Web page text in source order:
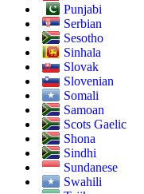
Punjabi
Serbian
Sesotho
Sinhala
Slovak
Slovenian
Somali
Samoan
Scots Gaelic
Shona
Sindhi
Sundanese
Swahili